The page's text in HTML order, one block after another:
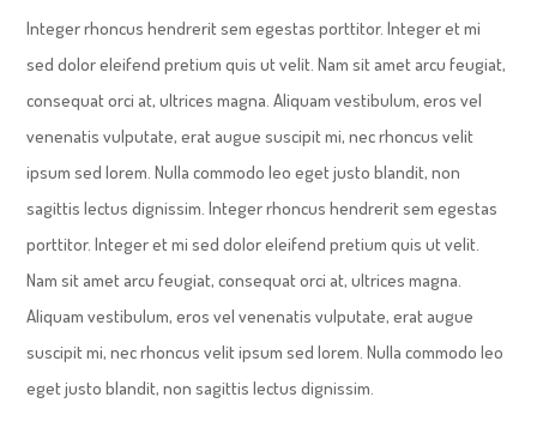
Integer rhoncus hendrerit sem egestas porttitor. Integer et mi
sed dolor eleifend pretium quis ut velit. Nam sit amet arcu feugiat,
consequat orci at, ultrices magna. Aliquam vestibulum, eros vel
venenatis vulputate, erat augue suscipit mi, nec rhoncus velit
ipsum sed lorem. Nulla commodo leo eget justo blandit, non
sagittis lectus dignissim. Integer rhoncus hendrerit sem egestas
porttitor. Integer et mi sed dolor eleifend pretium quis ut velit.
Nam sit amet arcu feugiat, consequat orci at, ultrices magna.
Aliquam vestibulum, eros vel venenatis vulputate, erat augue
suscipit mi, nec rhoncus velit ipsum sed lorem. Nulla commodo leo
eget justo blandit, non sagittis lectus dignissim.